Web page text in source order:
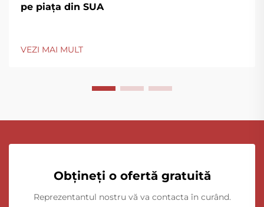
pe piața din SUA
VEZI MAI MULT
Obțineți o ofertă gratuită
Reprezentantul nostru vă va contacta în curând.